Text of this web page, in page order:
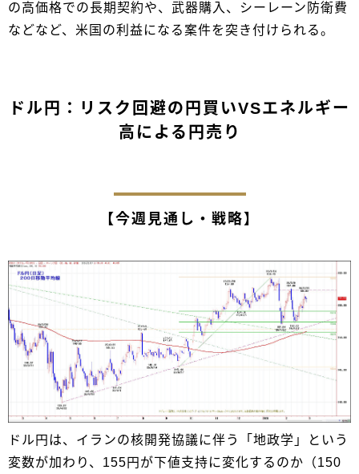
の高価格での長期契約や、武器購入、シーレーン防衛費
などなど、米国の利益になる案件を突き付けられる。
ドル円：リスク回避の円買いVSエネルギー
高による円売り
【今週見通し・戦略】
ドル円は、イランの核開発協議に伴う「地政学」という
変数が加わり、155円が下値支持に変化するのか（150